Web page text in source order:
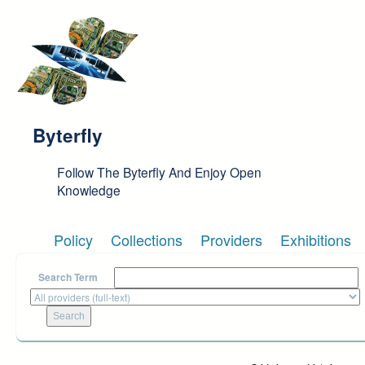
Byterfly
Follow The Byterfly And Enjoy Open
Knowledge
Policy Collections Providers Exhibitions
Search Term